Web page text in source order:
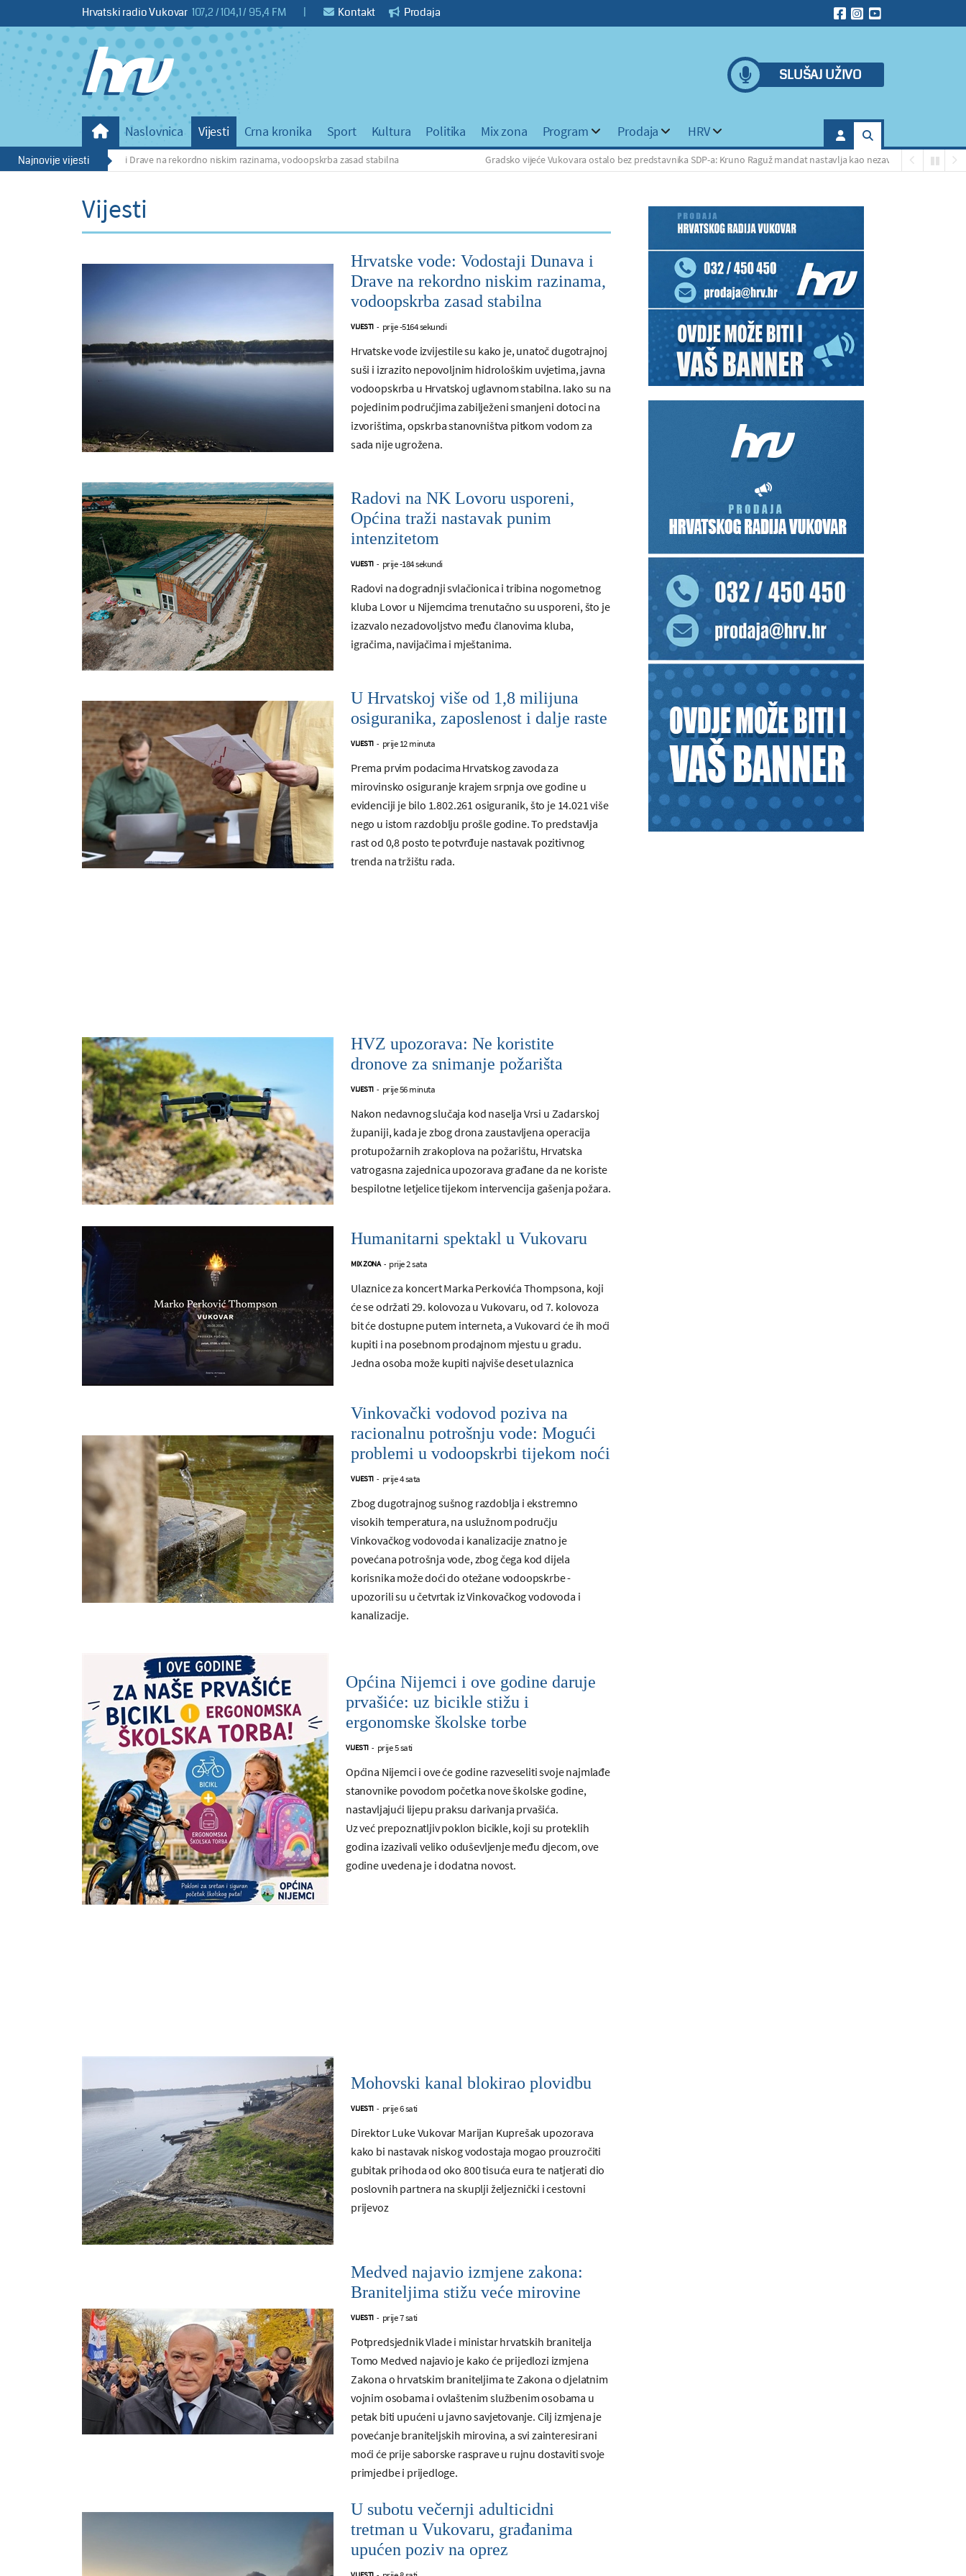
Hrvatski radio Vukovar 107,2 / 104,1 / 95,4 FM | Kontakt Prodaja
SLUŠAJ UŽIVO
Naslovnica Vijesti Crna kronika Sport Kultura Politika Mix zona Program Prodaja HRV
Najnovije vijesti
Vodostaji Dunava i Drave na rekordno niskim razinama, vodoopskrba zasad stabilna Gradsko vijeće Vukovara ostalo bez predstavnika SDP-a: Kruno Raguž mandat nastavlja kao nezavisni vijećnik
Vijesti
Hrvatske vode: Vodostaji Dunava i
Drave na rekordno niskim razinama,
vodoopskrba zasad stabilna
VIJESTI - prije -5164 sekundi
Hrvatske vode izvijestile su kako je, unatoč dugotrajnoj
suši i izrazito nepovoljnim hidrološkim uvjetima, javna
vodoopskrba u Hrvatskoj uglavnom stabilna. Iako su na
pojedinim područjima zabilježeni smanjeni dotoci na
izvorištima, opskrba stanovništva pitkom vodom za
sada nije ugrožena.
Radovi na NK Lovoru usporeni,
Općina traži nastavak punim
intenzitetom
VIJESTI - prije -184 sekundi
Radovi na dogradnji svlačionica i tribina nogometnog
kluba Lovor u Nijemcima trenutačno su usporeni, što je
izazvalo nezadovoljstvo među članovima kluba,
igračima, navijačima i mještanima.
U Hrvatskoj više od 1,8 milijuna
osiguranika, zaposlenost i dalje raste
VIJESTI - prije 12 minuta
Prema prvim podacima Hrvatskog zavoda za
mirovinsko osiguranje krajem srpnja ove godine u
evidenciji je bilo 1.802.261 osiguranik, što je 14.021 više
nego u istom razdoblju prošle godine. To predstavlja
rast od 0,8 posto te potvrđuje nastavak pozitivnog
trenda na tržištu rada.
HVZ upozorava: Ne koristite
dronove za snimanje požarišta
VIJESTI - prije 56 minuta
Nakon nedavnog slučaja kod naselja Vrsi u Zadarskoj
županiji, kada je zbog drona zaustavljena operacija
protupožarnih zrakoplova na požarištu, Hrvatska
vatrogasna zajednica upozorava građane da ne koriste
bespilotne letjelice tijekom intervencija gašenja požara.
Humanitarni spektakl u Vukovaru
MIX ZONA - prije 2 sata
Ulaznice za koncert Marka Perkovića Thompsona, koji
će se održati 29. kolovoza u Vukovaru, od 7. kolovoza
bit će dostupne putem interneta, a Vukovarci će ih moći
kupiti i na posebnom prodajnom mjestu u gradu.
Jedna osoba može kupiti najviše deset ulaznica
Vinkovački vodovod poziva na
racionalnu potrošnju vode: Mogući
problemi u vodoopskrbi tijekom noći
VIJESTI - prije 4 sata
Zbog dugotrajnog sušnog razdoblja i ekstremno
visokih temperatura, na uslužnom području
Vinkovačkog vodovoda i kanalizacije znatno je
povećana potrošnja vode, zbog čega kod dijela
korisnika može doći do otežane vodoopskrbe -
upozorili su u četvrtak iz Vinkovačkog vodovoda i
kanalizacije.
Općina Nijemci i ove godine daruje
prvašiće: uz bicikle stižu i
ergonomske školske torbe
VIJESTI - prije 5 sati
Općina Nijemci i ove će godine razveseliti svoje najmlađe
stanovnike povodom početka nove školske godine,
nastavljajući lijepu praksu darivanja prvašića.
Uz već prepoznatljiv poklon bicikle, koji su proteklih
godina izazivali veliko oduševljenje među djecom, ove
godine uvedena je i dodatna novost.
Mohovski kanal blokirao plovidbu
VIJESTI - prije 6 sati
Direktor Luke Vukovar Marijan Kuprešak upozorava
kako bi nastavak niskog vodostaja mogao prouzročiti
gubitak prihoda od oko 800 tisuća eura te natjerati dio
poslovnih partnera na skuplji željeznički i cestovni
prijevoz
Medved najavio izmjene zakona:
Braniteljima stižu veće mirovine
VIJESTI - prije 7 sati
Potpredsjednik Vlade i ministar hrvatskih branitelja
Tomo Medved najavio je kako će prijedlozi izmjena
Zakona o hrvatskim braniteljima te Zakona o djelatnim
vojnim osobama i ovlaštenim službenim osobama u
petak biti upućeni u javno savjetovanje. Cilj izmjena je
povećanje braniteljskih mirovina, a svi zainteresirani
moći će prije saborske rasprave u rujnu dostaviti svoje
primjedbe i prijedloge.
U subotu večernji adulticidni
tretman u Vukovaru, građanima
upućen poziv na oprez